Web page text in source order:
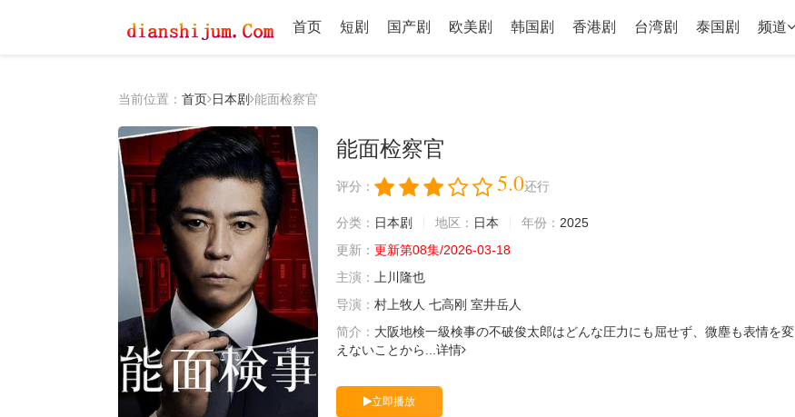
首页 短剧 国产剧 欧美剧 韩国剧 香港剧 台湾剧 泰国剧 频道
当前位置： 首页 日本剧 能面检察官
能面检察官
评分： 5.0还行
分类： 日本剧 地区： 日本 年份： 2025
更新： 更新第08集/2026-03-18
主演：
上川隆也
导演： 村上牧人 七高刚 室井岳人
简介： 大阪地検一級検事の不破俊太郎はどんな圧力にも屈せず、微塵も表情を変
えないことから... 详情
立即播放